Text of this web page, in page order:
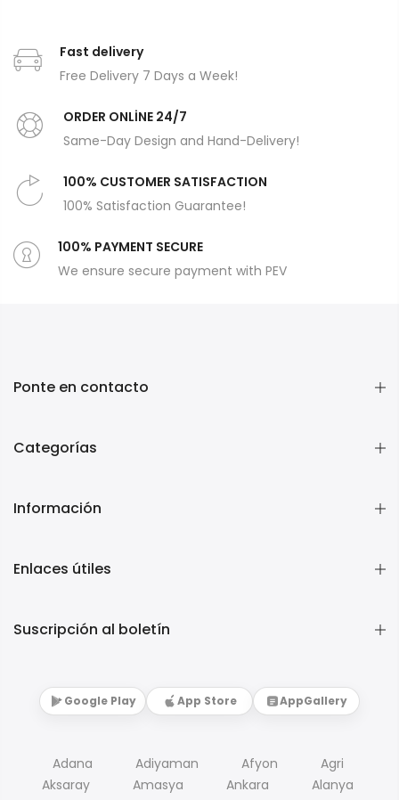
Fast delivery
Free Delivery 7 Days a Week!
ORDER ONLİNE 24/7
Same-Day Design and Hand-Delivery!
100% CUSTOMER SATISFACTION
100% Satisfaction Guarantee!
100% PAYMENT SECURE
We ensure secure payment with PEV
Ponte en contacto
Categorías
Información
Enlaces útiles
Suscripción al boletín
Google Play App Store AppGallery
Adana Adiyaman Afyon
Agri
Aksaray
Amasya Ankara
Alanya